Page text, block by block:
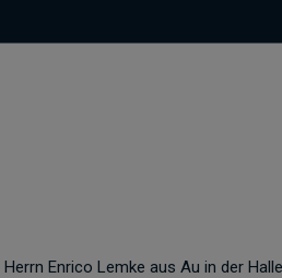
Enrico Lemke aus Au in der